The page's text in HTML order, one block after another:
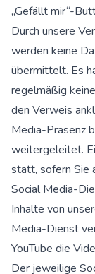
„Gefällt mir“-
Durch unsere
werden keine
übermittelt. Es
regelmäßig
den Verweis
Media-Präsenz
weitergeleitet.
statt, sofern Sie
Social Media-
Inhalte von
Media-Dienst
YouTube die
Der jeweilige